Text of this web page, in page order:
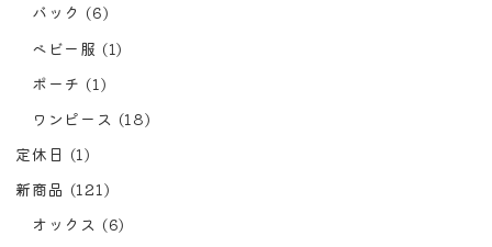
バック (6)
ベビー服 (1)
ポーチ (1)
ワンピース (18)
定休日 (1)
新商品 (121)
オックス (6)